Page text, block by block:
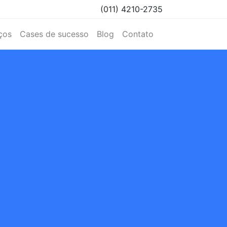
(011) 4210-2735
Cases de sucesso Blog Contato